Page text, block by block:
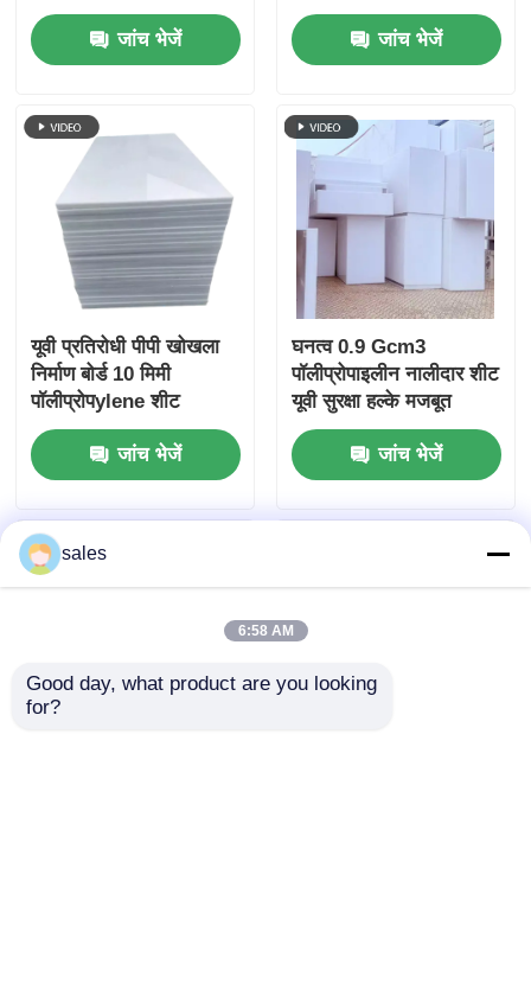
फ्लूटेड बोर्ड पैकेजिंग के लिए
टिकाऊ नालीदार प्लास्टिक
शीट
जांच भेजें
वजन और सुरक्षात्मक पैकेजिंग
के लिए समाधानजांच भेजें
यूवी प्रतिरोधी पीपी खोखला
निर्माण बोर्ड 10 मिमी
पॉलीप्रोपylene शीट
जांच भेजें
घनत्व 0.9 Gcm3
पॉलीप्रोपाइलीन नालीदार शीट
यूवी सुरक्षा हल्के मजबूत
प्लास्टिक पैनल औद्योगिक
पैकेजिंग और प्रदर्शन के लिए
जांच भेजें
sales
6:58 AM
Good day, what product are you looking
for?